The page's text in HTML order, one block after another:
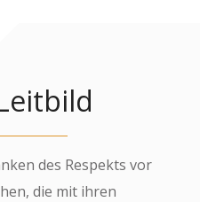
des Respekts vor
die mit ihren